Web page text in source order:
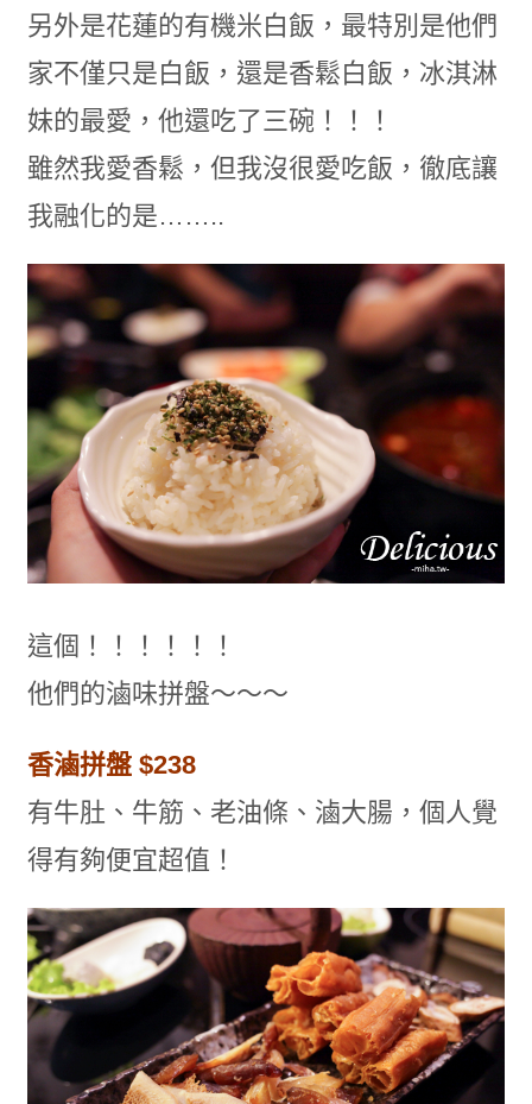
另外是花蓮的有機米白飯，最特別是他們
家不僅只是白飯，還是香鬆白飯，冰淇淋
妹的最愛，他還吃了三碗！！！
雖然我愛香鬆，但我沒很愛吃飯，徹底讓
我融化的是……..
這個！！！！！！
他們的滷味拼盤～～～
香滷拼盤 $238
有牛肚、牛筋、老油條、滷大腸，個人覺
得有夠便宜超值！